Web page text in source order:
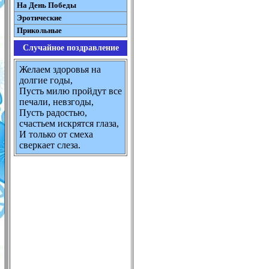
На День Победы
Эротические
Прикольные
Случайное поздравление
Желаем здоровья на
долгие годы,
Пусть милю пройдут все
печали, невзгоды,
Пусть радостью,
счастьем искрятся глаза,
И только от смеха
сверкает слеза.